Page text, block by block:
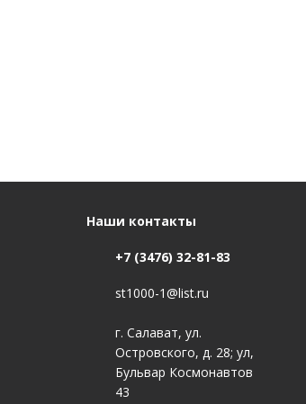
Наши контакты
+7 (3476) 32-81-83
st1000-1@list.ru
г. Салават, ул.
Островского, д. 28; ул,
Бульвар Космонавтов
43